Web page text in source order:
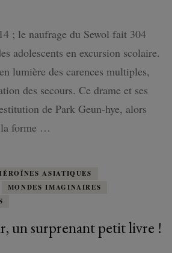
; le naufrage du Sewol fait 304
adolescents en excursion scolaire.
lumière des carences multiples,
des secours. Ce drame et ses
de Park Geun-hye, alors
la forme …
ASIATIQUES
MONDES IMAGINAIRES
un surprenant petit livre !